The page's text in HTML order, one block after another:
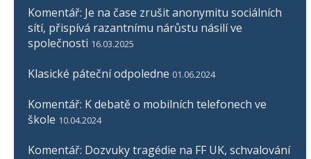
Komentář: Je na čase zrušit anonymitu sociálních
sítí, přispívá razantnímu nárůstu násilí ve
společnosti 16.03.2025
Klasické páteční odpoledne 01.06.2024
Komentář: K debatě o mobilních telefonech ve
škole 10.04.2024
Komentář: Dozvuky tragédie na FF UK, schvalování